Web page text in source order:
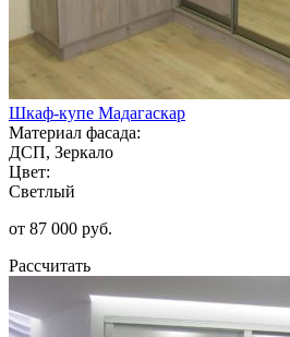
Шкаф-купе Мадагаскар
Материал фасада:
ДСП, Зеркало
Цвет:
Светлый
от 87 000 руб.
Рассчитать